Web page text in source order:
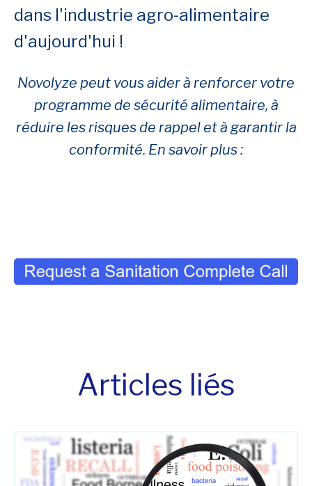
dans l'industrie agro-alimentaire
d'aujourd'hui !
Novolyze peut vous aider à renforcer votre
programme de sécurité alimentaire, à
réduire les risques de rappel et à garantir la
conformité. En savoir plus :
Articles liés